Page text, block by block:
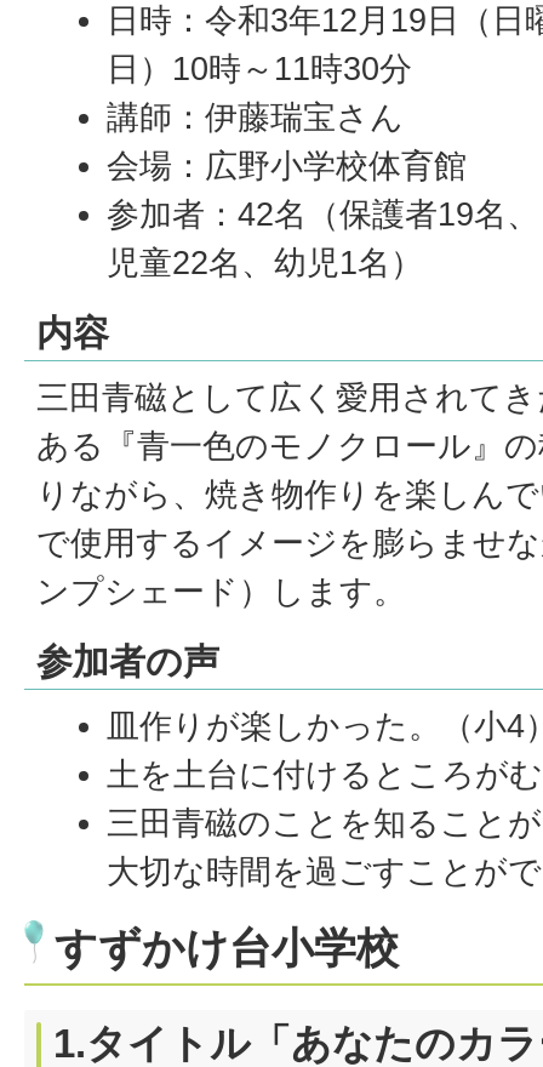
日時：令和3年12月19日（日
日）10時～11時30分
講師：伊藤瑞宝さん
会場：広野小学校体育館
参加者：42名（保護者19名、
児童22名、幼児1名）
内容
三田青磁として広く愛用されて
ある『青一色のモノクロール』
りながら、焼き物作りを楽しん
で使用するイメージを膨らませ
ンプシェード）します。
参加者の声
皿作りが楽しかった。（小4
土を土台に付けるところが
三田青磁のことを知ること
大切な時間を過ごすことが
すずかけ台小学校
1.タイトル「あなたのカ